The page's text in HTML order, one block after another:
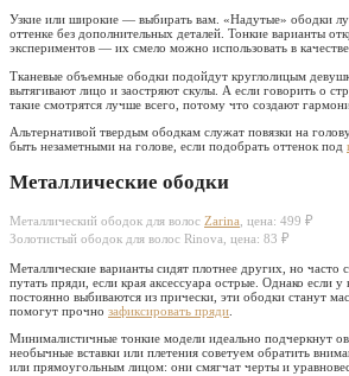
Узкие или широкие — выбирать вам. «Надутые» ободки
оттенке без дополнительных деталей. Тонкие варианты
экспериментов — их смело можно использовать в качестве
Тканевые объемные ободки подойдут круглолицым
вытягивают лицо и заостряют скулы. А если говорить о
такие смотрятся лучше всего, потому что создают
Альтернативой твердым ободкам служат повязки на
быть незаметными на голове, если подобрать оттенок под
Металлические ободки
Металлический ободок для волос Zarina , цена: 499 ₽
Золотистый ободок для волос Rinova, цена: 83 ₽
Металлические варианты сидят плотнее других, но часто
путать пряди, если края аксессуара острые. Однако если у
постоянно выбиваются из прически, эти ободки станут
помогут прочно зафиксировать пряди
Минималистичные тонкие модели идеально подчеркнут
необычные вставки или плетения советуем обратить
или прямоугольным лицом: они смягчат черты и